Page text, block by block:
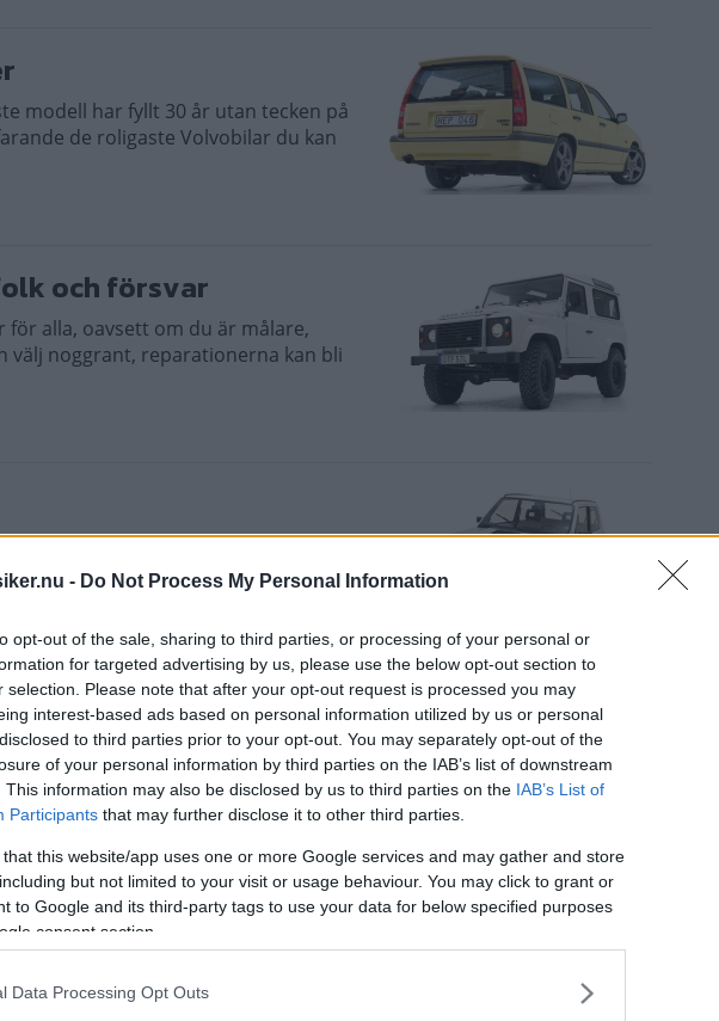
- Do Not Process My Personal Information
opt-out of the sale, sharing to third parties, or processing of your personal or
for targeted advertising by us, please use the below opt-out section to
selection. Please note that after your opt-out request is processed you may
interest-based ads based on personal information utilized by us or personal
to third parties prior to your opt-out. You may separately opt-out of the
of your personal information by third parties on the IAB’s list of downstream
This information may also be disclosed by us to third parties on the IAB’s List of
Participants that may further disclose it to other third parties.
that this website/app uses one or more Google services and may gather and store
but not limited to your visit or usage behaviour. You may click to grant or
to Google and its third-party tags to use your data for below specified purposes
consent section.
Data Processing Opt Outs
modell har fyllt 30 år utan tecken på
de roligaste Volvobilar du kan
och försvar
för alla, oavsett om du är målare,
välj noggrant, reparationerna kan bli
tar den sig fram nästan överallt.
spaken och fortsätta framåt, uppåt
GT: Fortfarande störst
på förnuft, bränsleekonomi och
lika rolig att köra som på the Swinging
in på vilken bilträff som helst och
du med upphöjt lugn låta åren